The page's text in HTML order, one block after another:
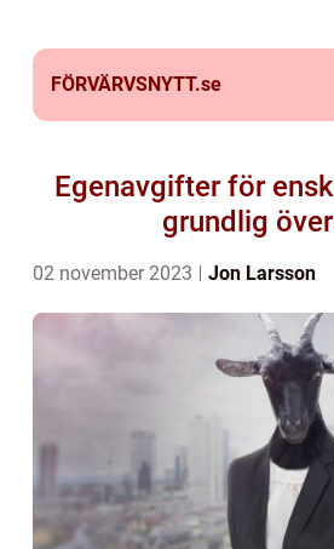
FÖRVÄRVSNYTT.se
Egenavgifter för
grundlig
02 november 2023 Jon Larsson